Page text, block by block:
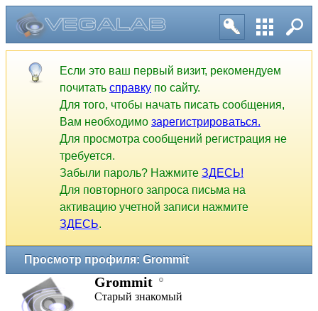
Если это ваш первый визит, рекомендуем
почитать справку по сайту.
Для того, чтобы начать писать сообщения,
Вам необходимо зарегистрироваться.
Для просмотра сообщений регистрация не
требуется.
Забыли пароль? Нажмите ЗДЕСЬ!
Для повторного запроса письма на
активацию учетной записи нажмите
ЗДЕСЬ.
Просмотр профиля: Grommit
Grommit
Старый знакомый